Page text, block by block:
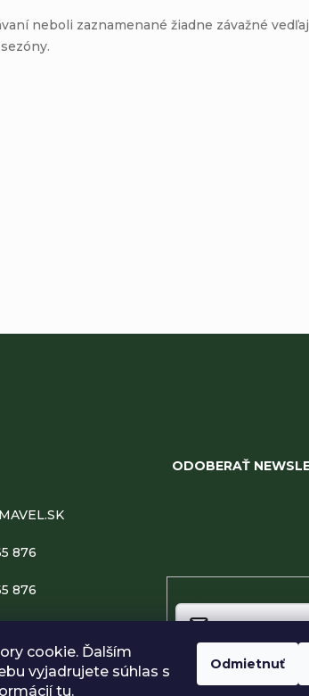
cookie. Ďalším
vyjadrujete súhlas s
tu.
Odmietnuť
neboli zaznamenané žiadne závažné
876
876
ODOBERAŤ
Vložením e-mailu
podmienkami ochrany